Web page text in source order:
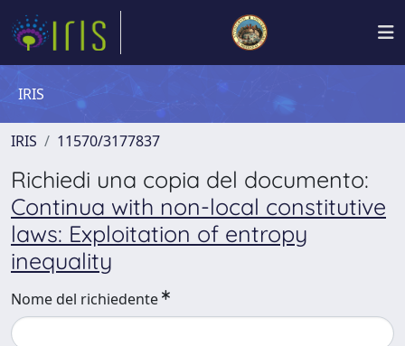
IRIS
IRIS 11570/3177837
Richiedi una copia del documento:
Continua with non-local constitutive
laws: Exploitation of entropy
inequality
Nome del richiedente